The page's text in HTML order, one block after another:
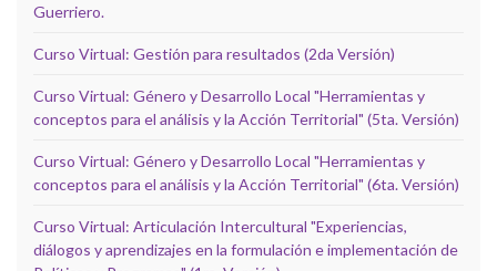
Guerriero.
Curso Virtual: Gestión para resultados (2da Versión)
Curso Virtual: Género y Desarrollo Local "Herramientas y
conceptos para el análisis y la Acción Territorial" (5ta. Versión)
Curso Virtual: Género y Desarrollo Local "Herramientas y
conceptos para el análisis y la Acción Territorial" (6ta. Versión)
Curso Virtual: Articulación Intercultural "Experiencias,
diálogos y aprendizajes en la formulación e implementación de